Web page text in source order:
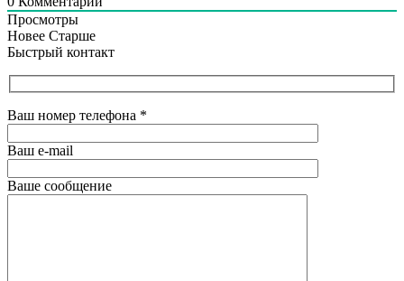
Просмотры
Новее Старше
Быстрый контакт
Ваш номер телефона *
Ваш e-mail
Ваше сообщение